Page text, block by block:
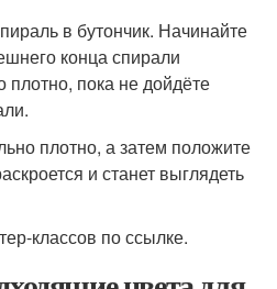
в бутончик. Начинайте
конца спирали
плотно, пока не дойдёте
плотно, а затем положите
и станет выглядеть
классов по ссылке.